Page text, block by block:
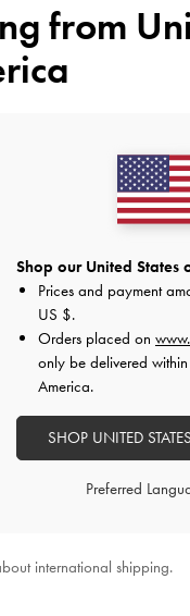
from
Shop our United States
Prices and payment
US $.
Orders placed on
only be delivered
America.
SHOP UNITED
Preferred
international shipping.